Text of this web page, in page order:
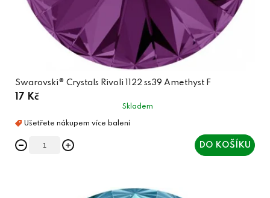
Swarovski® Crystals Rivoli 1122 ss39 Amethyst F
17 Kč
Skladem
DO KOŠÍKU